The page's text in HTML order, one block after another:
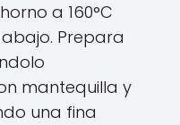
a 160°C
Prepara
mantequilla y
una fina